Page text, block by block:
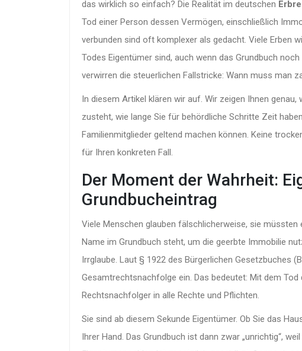
das wirklich so einfach? Die Realität im deutschen
Tod einer Person dessen Vermögen, einschließlich
verbunden sind oft komplexer als gedacht. Viele Erben
Todes Eigentümer sind, auch wenn das Grundbuch
verwirren die steuerlichen Fallstricke: Wann muss man
In diesem Artikel klären wir auf. Wir zeigen Ihnen
zusteht, wie lange Sie für behördliche Schritte Zeit
Familienmitglieder geltend machen können. Keine
für Ihren konkreten Fall.
Der Moment der Wahrheit:
Grundbucheintrag
Viele Menschen glauben fälschlicherweise, sie
Name im Grundbuch steht, um die geerbte Immobilie
Irrglaube. Laut § 1922 des Bürgerlichen Gesetzbuches
Gesamtrechtsnachfolge ein. Das bedeutet: Mit dem
Rechtsnachfolger in alle Rechte und Pflichten.
Sie sind ab diesem Sekunde Eigentümer. Ob Sie das
Ihrer Hand. Das Grundbuch ist dann zwar „unrichtig“,